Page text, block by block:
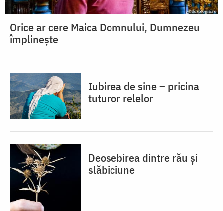
Orice ar cere Maica Domnului, Dumnezeu
împlinește
Iubirea de sine – pricina
tuturor relelor
Deosebirea dintre rău și
slăbiciune